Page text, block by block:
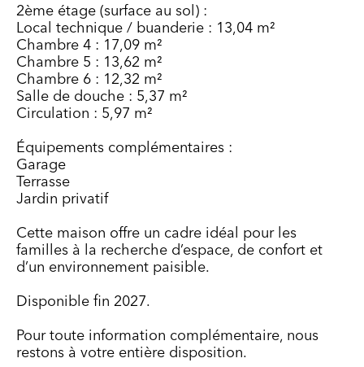
2ème étage (surface au sol) :
Local technique / buanderie : 13,04 m²
Chambre 4 : 17,09 m²
Chambre 5 : 13,62 m²
Chambre 6 : 12,32 m²
Salle de douche : 5,37 m²
Circulation : 5,97 m²
Équipements complémentaires :
Garage
Terrasse
Jardin privatif
Cette maison offre un cadre idéal pour les
familles à la recherche d’espace, de confort et
d’un environnement paisible.
Disponible fin 2027.
Pour toute information complémentaire, nous
restons à votre entière disposition.